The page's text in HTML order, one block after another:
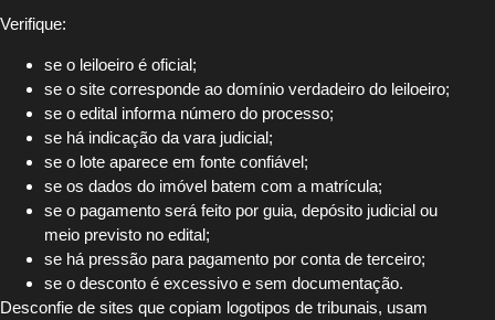
Verifique:
se o leiloeiro é oficial;
se o site corresponde ao domínio verdadeiro do leiloeiro;
se o edital informa número do processo;
se há indicação da vara judicial;
se o lote aparece em fonte confiável;
se os dados do imóvel batem com a matrícula;
se o pagamento será feito por guia, depósito judicial ou
meio previsto no edital;
se há pressão para pagamento por conta de terceiro;
se o desconto é excessivo e sem documentação.
Desconfie de sites que copiam logotipos de tribunais, usam